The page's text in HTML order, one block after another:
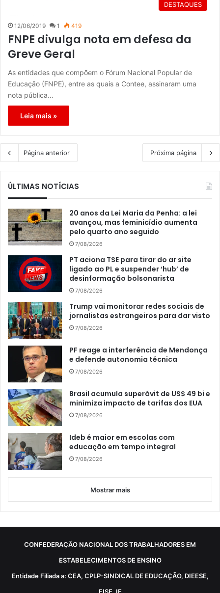
DESTAQUES
12/06/2019 1 419
FNPE divulga nota em defesa da
Greve Geral
As entidades que compõem o Fórum Nacional Popular de
Educação (FNPE), entre as quais a Contee, assinaram uma
nota pública…
Leia mais »
Página anterior Próxima página
ÚLTIMAS NOTÍCIAS
20 anos da Lei Maria da Penha: a lei
avançou, mas feminicídio aumenta
pelo quarto ano seguido
7/08/2026
PT aciona TSE para tirar do ar site
ligado ao PL e suspender ‘hub’ de
desinformação bolsonarista
7/08/2026
Trump vai monitorar redes sociais de
jornalistas estrangeiros para dar visto
7/08/2026
PF reage a interferência de Mendonça
e defende autonomia técnica
7/08/2026
Brasil acumula superávit de US$ 49 bi e
minimiza impacto de tarifas dos EUA
7/08/2026
Ideb é maior em escolas com
educação em tempo integral
7/08/2026
Mostrar mais
CONFEDERAÇÃO NACIONAL DOS TRABALHADORES EM
ESTABELECIMENTOS DE ENSINO
Entidade Filiada a: CEA, CPLP-SINDICAL DE EDUCAÇÃO, DIEESE,